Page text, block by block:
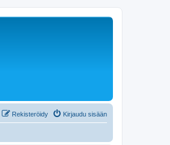
Kirjaudu sisään
Rekisteröidy